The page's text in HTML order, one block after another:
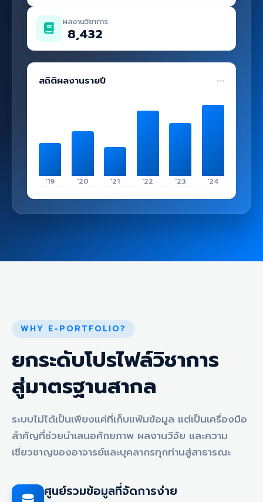
ผลงานวิชาการ
8,432
สถิติผลงานรายปี
'19 '20 '21 '22 '23 '24
WHY E-PORTFOLIO?
ยกระดับโปรไฟล์วิชาการ
สู่มาตรฐานสากล
ระบบไม่ได้เป็นเพียงแค่ที่เก็บแฟ้มข้อมูล แต่เป็นเครื่องมือ
สำคัญที่ช่วยนำเสนอศักยภาพ ผลงานวิจัย และความ
เชี่ยวชาญของอาจารย์และบุคลากรทุกท่านสู่สาธารณะ
ศูนย์รวมข้อมูลที่จัดการง่าย